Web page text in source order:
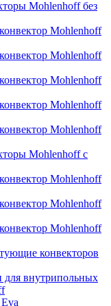
Mohlenhoff без
Mohlenhoff
Mohlenhoff
Mohlenhoff
Mohlenhoff
Mohlenhoff
Mohlenhoff с
Mohlenhoff
Mohlenhoff
Mohlenhoff
конвекторов
для внутрипольных